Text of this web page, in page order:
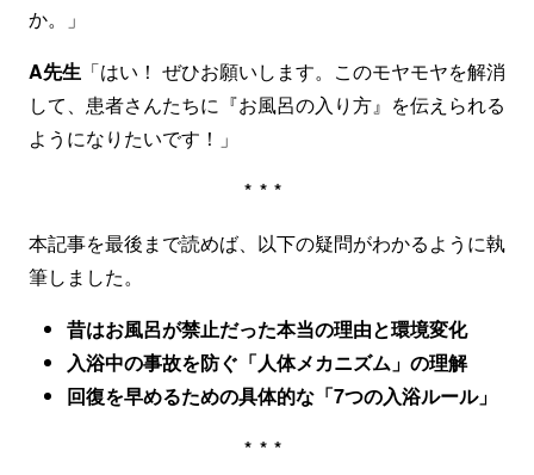
か。」
A先生 「はい！ ぜひお願いします。このモヤモヤを解消
して、患者さんたちに『お風呂の入り方』を伝えられる
ようになりたいです！」
***
本記事を最後まで読めば、以下の疑問がわかるように執
筆しました。
昔はお風呂が禁止だった本当の理由と環境変化
入浴中の事故を防ぐ「人体メカニズム」の理解
回復を早めるための具体的な「7つの入浴ルール」
***